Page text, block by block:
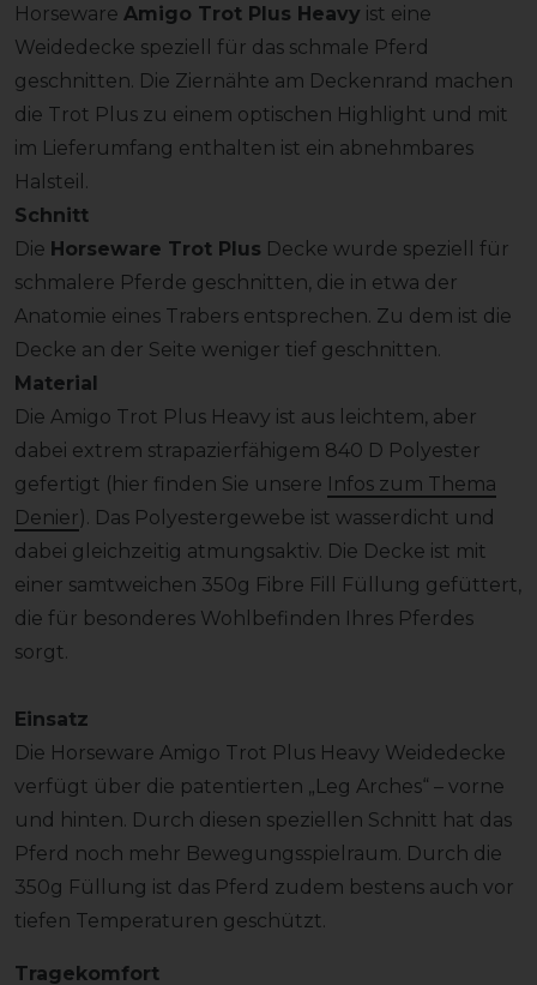
Horseware Amigo Trot Plus Heavy ist eine
Weidedecke speziell für das schmale Pferd
geschnitten. Die Ziernähte am Deckenrand machen
die Trot Plus zu einem optischen Highlight und mit
im Lieferumfang enthalten ist ein abnehmbares
Halsteil.
Schnitt
Die Horseware Trot Plus Decke wurde speziell für
schmalere Pferde geschnitten, die in etwa der
Anatomie eines Trabers entsprechen. Zu dem ist die
Decke an der Seite weniger tief geschnitten.
Material
Die Amigo Trot Plus Heavy ist aus leichtem, aber
dabei extrem strapazierfähigem 840 D Polyester
gefertigt (hier finden Sie unsere Infos zum Thema
Denier). Das Polyestergewebe ist wasserdicht und
dabei gleichzeitig atmungsaktiv. Die Decke ist mit
einer samtweichen 350g Fibre Fill Füllung gefüttert,
die für besonderes Wohlbefinden Ihres Pferdes
sorgt.
Einsatz
Die Horseware Amigo Trot Plus Heavy Weidedecke
verfügt über die patentierten „Leg Arches“ – vorne
und hinten. Durch diesen speziellen Schnitt hat das
Pferd noch mehr Bewegungsspielraum. Durch die
350g Füllung ist das Pferd zudem bestens auch vor
tiefen Temperaturen geschützt.
Tragekomfort